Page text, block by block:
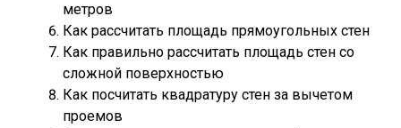
метров
Как рассчитать площадь прямоугольных стен
Как правильно рассчитать площадь стен со
сложной поверхностью
Как посчитать квадратуру стен за вычетом
проемов